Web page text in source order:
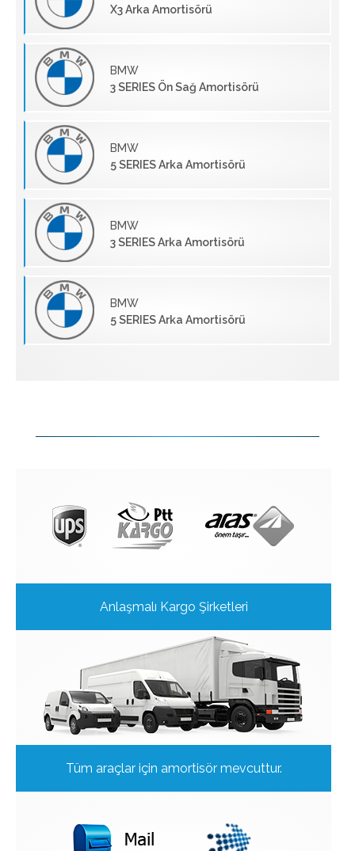
X3 Arka Amortisörü
BMW
3 SERIES Ön Sağ Amortisörü
BMW
5 SERIES Arka Amortisörü
BMW
3 SERIES Arka Amortisörü
BMW
5 SERIES Arka Amortisörü
Anlaşmalı Kargo Şirketleri
Tüm araçlar için amortisör mevcuttur.